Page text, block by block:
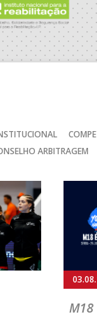
ANDEBOL
/Pristivus
BRAGA /Lusíadas
MADEIRA
BRAGA /OBO
ARBITRAGEM
M18